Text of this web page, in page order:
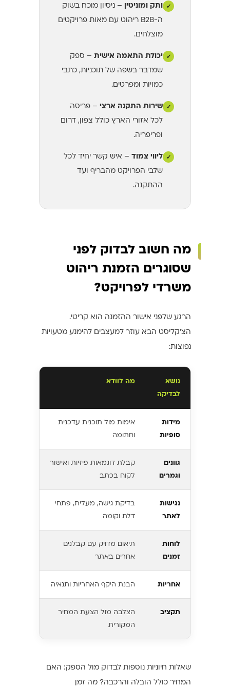
✓ ותק ומוניטין – ניסיון מוכח בשוק
ה-B2B ריהוט עם מאות פרויקטים
מוצלחים.
✓ יכולת התאמה אישית – ספק
שמדבר בשפה של תוכניות, כתבי
כמויות ומפרטים.
✓ שירות התקנה ארצי – פריסה
לכל אזורי הארץ כולל צפון, דרום
ופריפריה.
✓ ליווי צמוד – איש קשר יחיד לכל
שלבי הפרויקט מהבריף ועד
ההתקנה.
מה חשוב לבדוק לפני
שסוגרים הזמנת ריהוט
משרדי לפרויקט?
הרגע שלפני אישור ההזמנה הוא קריטי.
הצ'קליסט הבא עוזר למעצבים להימנע מטעויות
נפוצות:
נושא
לבדיקה
מה לוודא
מידות
סופיות
אימות מול תוכנית עדכנית
וחתומה
גוונים
וגמרים
קבלת דוגמאות פיזיות ואישור
לקוח בכתב
נגישות
לאתר
בדיקת גישה, מעלית, פתחי
דלת וקומה
לוחות
זמנים
תיאום מדויק עם קבלנים
אחרים באתר
אחריות הבנת היקף האחריות ותנאיה
תקציב
הצלבה מול הצעת המחיר
המקורית
שאלות חיוניות נוספות לבדוק מול הספק: האם
המחיר כולל הובלה והרכבה? מה זמן